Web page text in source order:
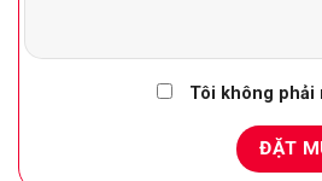
Tôi không phải